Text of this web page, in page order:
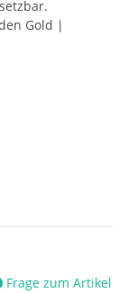
Gold |
Frage zum Artikel